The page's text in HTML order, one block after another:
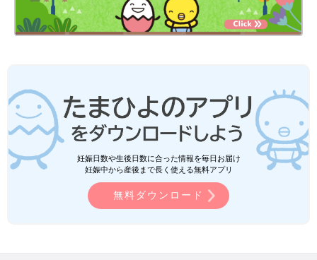
妊娠日数や生後日数に合った情報を毎日お届け
妊娠中から産後まで長く使える無料アプリ
無料ダウンロード